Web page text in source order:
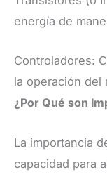
energía de
Controladores:
la operación del
¿Por Qué son
La importancia
capacidad para